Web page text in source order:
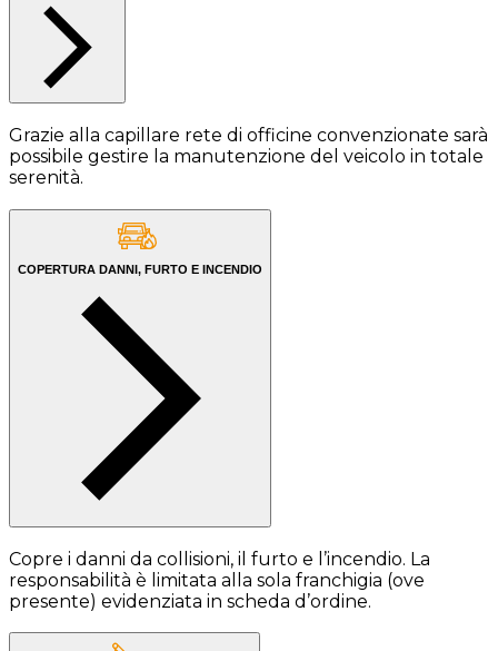
Grazie alla capillare rete di officine convenzionate sarà
possibile gestire la manutenzione del veicolo in totale
serenità.
COPERTURA DANNI, FURTO E INCENDIO
Copre i danni da collisioni, il furto e l’incendio. La
responsabilità è limitata alla sola franchigia (ove
presente) evidenziata in scheda d’ordine.